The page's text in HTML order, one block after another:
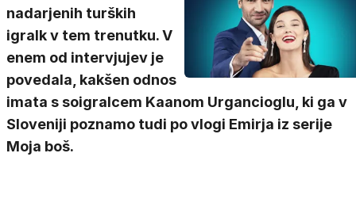
nadarjenih turških
igralk v tem trenutku. V
enem od intervjujev je
povedala, kakšen odnos
imata s soigralcem Kaanom Urgancioglu, ki ga v
Sloveniji poznamo tudi po vlogi Emirja iz serije
Moja boš.